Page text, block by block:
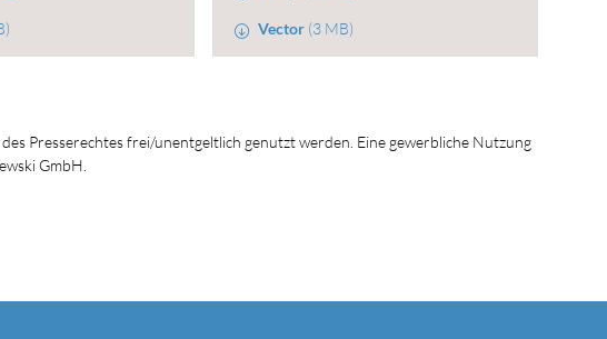
Vector (3 MB)
Presserechtes frei/unentgeltlich genutzt werden. Eine gewerbliche Nutzung
GmbH.